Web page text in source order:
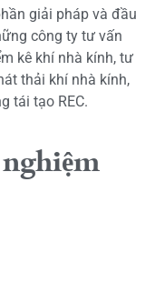
giải pháp và đầu
công ty tư vấn
kê khí nhà kính, tư
thải khí nhà kính,
tái tạo REC.